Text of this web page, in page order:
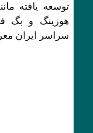
هوزینگ و بگ
سراسر ایران